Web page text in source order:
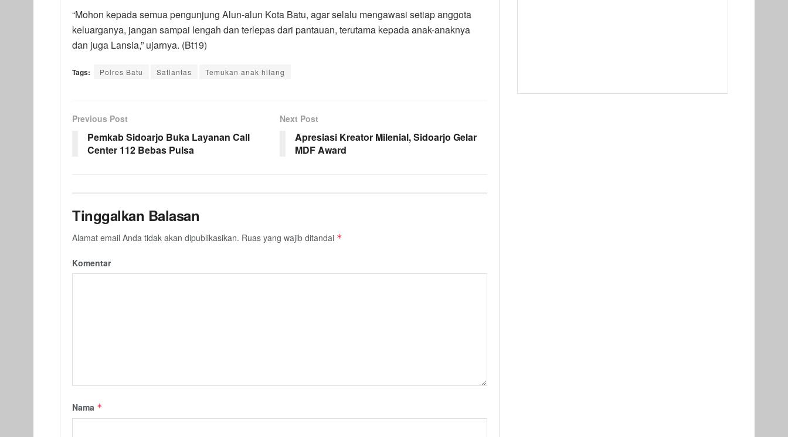
“Mohon kepada semua pengunjung Alun-alun Kota Batu, agar selalu mengawasi setiap anggota
keluarganya, jangan sampai lengah dan terlepas dari pantauan, terutama kepada anak-anaknya
dan juga Lansia,” ujarnya. (Bt19)
Tags: Polres Batu Satlantas Temukan anak hilang
Previous Post
Pemkab Sidoarjo Buka Layanan Call
Center 112 Bebas Pulsa
Next Post
Apresiasi Kreator Milenial, Sidoarjo Gelar
MDF Award
Tinggalkan Balasan
Alamat email Anda tidak akan dipublikasikan. Ruas yang wajib ditandai *
Komentar
Nama *